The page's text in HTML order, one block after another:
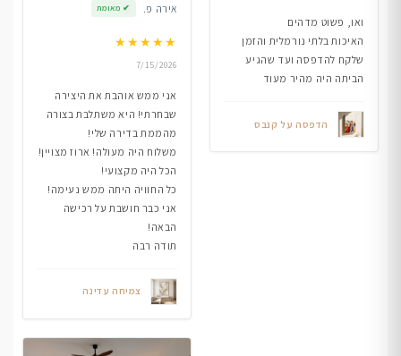
ואו, פשוט מדהים
האיכות בלתי נורמלית והזמן
שלקח להדפסה ועד שהגיע
הביתה היה מהיר מעוד
הדפסה על קנבס
אירה פ. ✔ מאומת
★★★★★
7/15/2026
אני ממש אוהבת את היצירה
שבחרתי! היא משתלבת בצורה
מהממת בדירה שלי!
משלוח היה מעולה! ארוז מצויין!
הכל היה מקצועי!
כל החוויה היתה ממש נעימה!
אני כבר חושבת על רכישה
הבאה!
תודה רבה
צמיחה עדינה